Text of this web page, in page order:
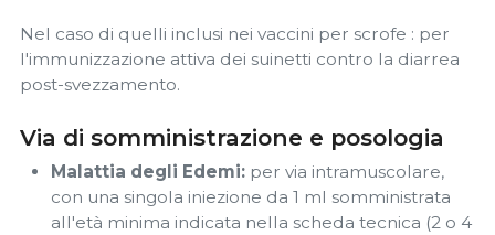
Nel caso di quelli inclusi nei vaccini per scrofe : per
l'immunizzazione attiva dei suinetti contro la diarrea
post-svezzamento.
Via di somministrazione e posologia
Malattia degli Edemi: per via intramuscolare,
con una singola iniezione da 1 ml somministrata
all'età minima indicata nella scheda tecnica (2 o 4